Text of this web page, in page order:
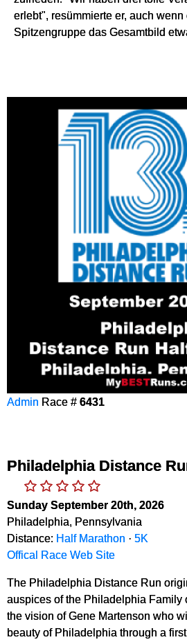
erlebt", resümmierte er, auch
Spitzengruppe das Gesamtbild
Admin Race # 6431
Philadelphia Distance
Sunday September 20th, 2026
Philadelphia, Pennsylvania
Distance: Half Marathon · 5K
Offical Race Web Site
The Philadelphia Distance Run
auspices of the Philadelphia Family
the vision of Gene Martenson who
beauty of Philadelphia through a